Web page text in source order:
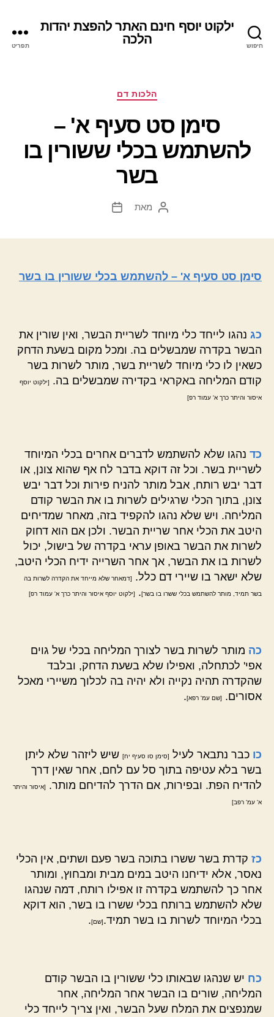
חיפוש
ילקוט יוסף חינם האתר להפצת יהדות
הלכה
תפריט
קטגוריות
הלכות דם
סימן סט סעיף א' –
להשתמש בכלי ששורין בו
בשר
המחבר
מאת
תאריך
סימן סט סעיף א' – להשתמש בכלי ששורין בו בשר
כג נהגו לייחד כלי מיוחד לשריית הבשר, ואין שורין את
הבשר בקדרה שמבשלים בה. ומכל מקום בשעת הדחק
כשאין לו כלי מיוחד לשריית בשר, מותר לשרות בשר
קודם המליחה באקראי בקדירה שמבשלים בה.
[ילקוט יוסף
איסור והיתר כרך א' עמוד רפ]
כד נהגו שלא להשתמש לדברים אחרים בכלי המיוחד
לשריית בשר. וכל זה דוקא בדבר לח אף שהוא צונן, או
דבר יבש רותח, אבל מותר להניח פירות וכל דבר יבש
צונן, בתוך הכלי שרגילים לשרות בו את הבשר קודם
המליחה. ויש שלא נהגו להקפיד בזה, מאחר שמדיחים
היטב את הכלי אחר שריית הבשר. ולכן אם הוא דחוק
לשרות את הבשר באופן עראי בקדרה של בישול, יכול
לשרות בו את הבשר, אך אחר השרייה ידיח הכלי היטב,
שלא ישאר בו שיירי דם כלל.
[דמאחר שלא מייחד את הקדרה לשרות בה
בשר תמיד, מותר להשתמש בכלי ששרו בו בשר]. [ילקוט יוסף איסור והיתר כרך א' עמוד רפ]
כה מותר לשרות בשר לצורך המליחה בכלי של גוים
אפי' לכתחלה, ואפילו שלא בשעת הדחק, ובלבד
שהקדרה תהיה נקייה ולא יהיה בה לכלוך משיירי מאכל
אסורים.
[שם עמ' רפא].
כו כבר נתבאר לעיל [סימן סו סעיף יח] שיש ליזהר שלא ליתן
בשר בלא עטיפה בתוך סל עם לחם, אחר שאין דרך
להדיח הפת. ובפירות, אם הדרך להדיחם מותר.
[איסור והיתר
א' עמ' רפב]
כז קדרת בשר ששרו בתוכה בשר פעם ושתים, אין הכלי
נאסר, אלא ידיחנו היטב במים מבית ומבחוץ, ומותר
אחר כך להשתמש בקדרה זו אפילו רותח, דמה שנהגו
שלא להשתמש ברותח בכלי ששרו בו בשר, הוא דוקא
בכלי המיוחד לשרות בו בשר תמיד.[שם].
כח יש שנהגו שבאותו כלי ששורין בו הבשר קודם
המליחה, שורים בו הבשר אחר המליחה, אחר
שמנפצים את המלח שעל הבשר, ואין צריך לייחד כלי